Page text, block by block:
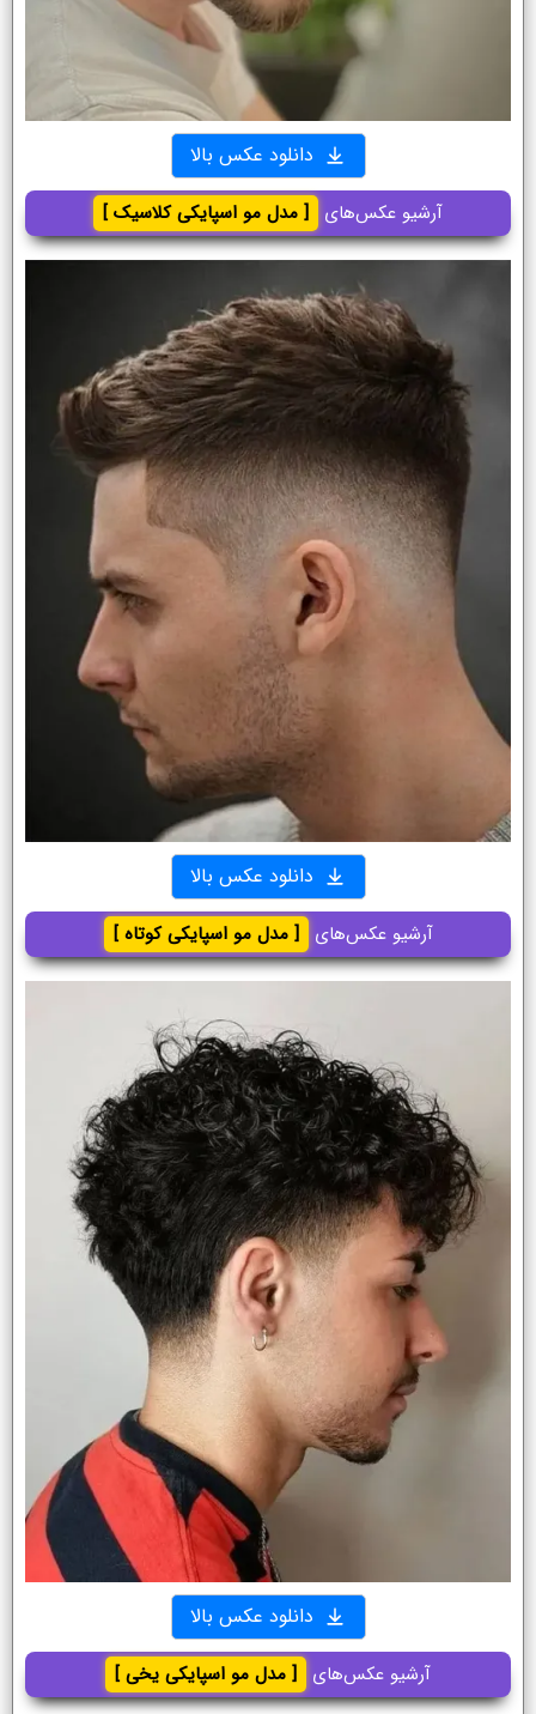
دانلود عکس بالا
آرشیو عکس‌های [ مدل مو اسپایکی کلاسیک ]
دانلود عکس بالا
آرشیو عکس‌های [ مدل مو اسپایکی کوتاه ]
دانلود عکس بالا
آرشیو عکس‌های [ مدل مو اسپایکی یخی ]